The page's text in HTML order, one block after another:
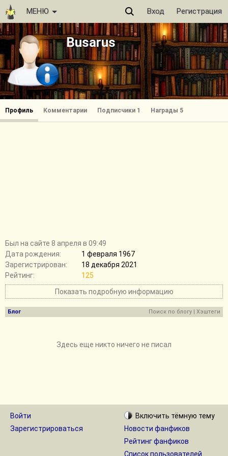
МЕНЮ Вход Регистрация
Busarus
Профиль Комментарии Подписчики 1 Награды 5
Был на сайте 8 апреля в 09:49
Дата рождения:
1 февраля 1967
Зарегистрирован:
18 декабря 2021
Рейтинг:
125
Показать подробную информацию
Блог Поиск по блогу | Хэштеги
Здесь еще никто ничего не писал
Войти
Зарегистрироваться
Включить тёмную тему
Новости фанфиков
Рейтинг фанфиков
Список пользователей